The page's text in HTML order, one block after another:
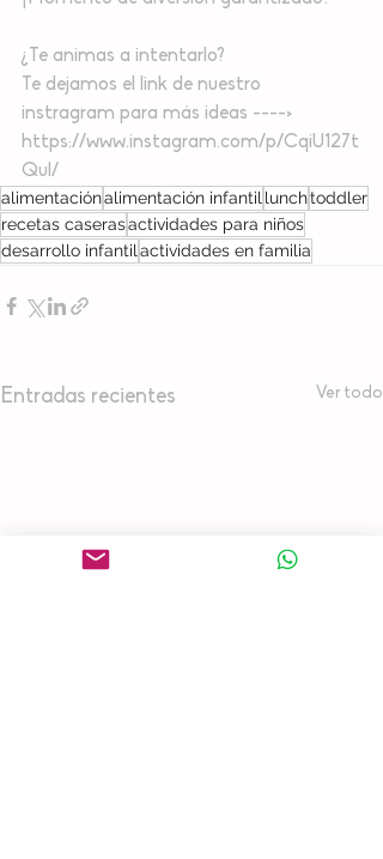
¿Te animas a intentarlo?
Te dejamos el link de nuestro
instragram para más ideas ---->
https://www.instagram.com/p/CqiU127t
Qul/
alimentaciónalimentación infantil lunchtoddler
recetas caserasactividades para niños
desarrollo infantil actividades en familia
Entradas recientes Ver todo